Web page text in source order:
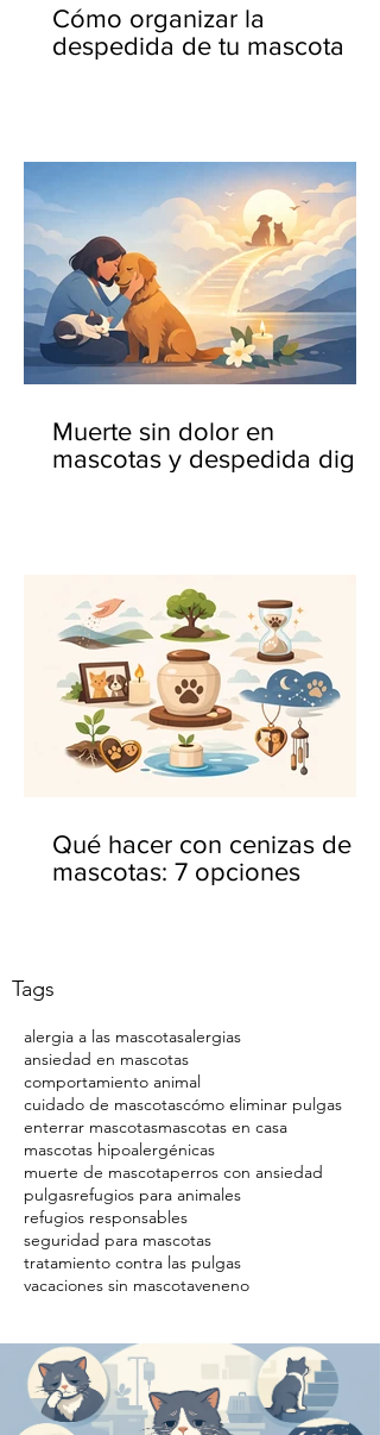
Cómo organizar la
despedida de tu mascota
Muerte sin dolor en
mascotas y despedida digna
Qué hacer con cenizas de
mascotas: 7 opciones
Tags
alergia a las mascotasalergias
ansiedad en mascotas
comportamiento animal
cuidado de mascotascómo eliminar pulgas
enterrar mascotasmascotas en casa
mascotas hipoalergénicas
muerte de mascotaperros con ansiedad
pulgasrefugios para animales
refugios responsables
seguridad para mascotas
tratamiento contra las pulgas
vacaciones sin mascotaveneno